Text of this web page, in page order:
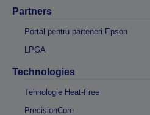
Partners
Portal pentru parteneri Epson
LPGA
Technologies
Tehnologie Heat-Free
PrecisionCore